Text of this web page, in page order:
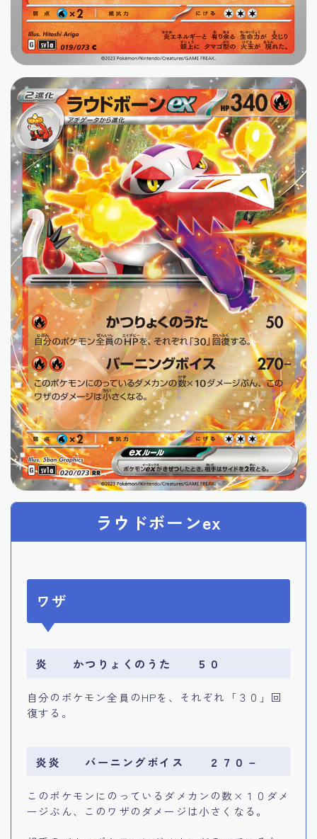
ラウドボーンex
ワザ
炎 かつりょくのうた ５０
自分のポケモン全員のHPを、それぞれ「３０」回
復する。
炎炎 バーニングボイス ２７０－
このポケモンにのっているダメカンの数×１０ダメ
ージぶん、このワザのダメージは小さくなる。